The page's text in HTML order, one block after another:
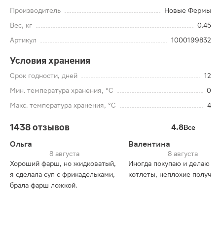
Производитель
Новые Фермы
Вес, кг
0.45
Артикул
1000199832
Условия хранения
Срок годности, дней
12
Мин. температура хранения, °C
0
Макс. температура хранения, °C
4
1438 отзывов 4.8Все
Ольга
8 августа
Хороший фарш, но жидковатый,
я сделала суп с фрикадельками,
брала фарш ложкой.
Валентина
8 августа
Иногда покупаю и делаю
котлеты, неплохие